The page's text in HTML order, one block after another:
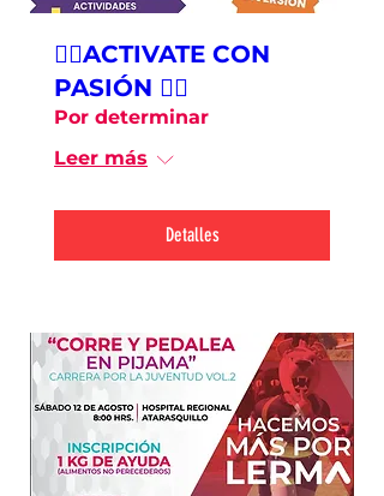
🏃‍♂️ACTIVATE CON
PASIÓN 🏃‍♀️
Por determinar
Leer más
Detalles